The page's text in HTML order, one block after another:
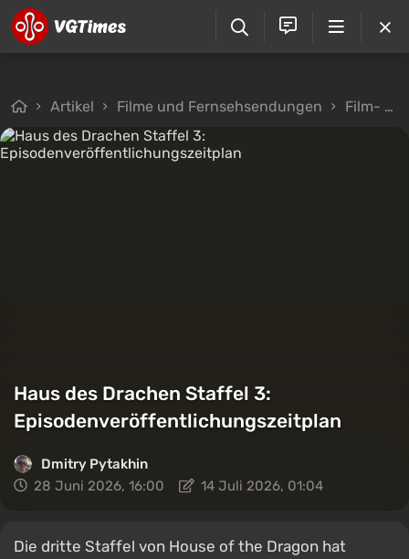
Artikel Filme und Fernsehsendungen Film- und Fernsehkritiken
Haus des Drachen Staffel 3:
Episodenveröffentlichungszeitplan
Dmitry Pytakhin
28 Juni 2026, 16:00
14 Juli 2026, 01:04
Die dritte Staffel von House of the Dragon hat